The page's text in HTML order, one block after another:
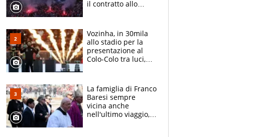
il contratto allo
Vozinha, in 30mila
allo stadio per la
presentazione al
Colo-Colo tra luci,
La famiglia di Franco
Baresi sempre
vicina anche
nell'ultimo viaggio,